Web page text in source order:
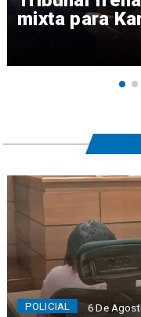
mixta para
POLICIAL 6 De